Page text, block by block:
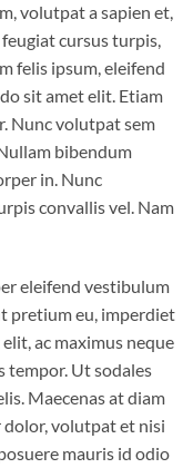
volutpat a sapien et,
cursus turpis,
felis ipsum, eleifend
sit amet elit. Etiam
Nunc volutpat sem
bibendum
in. Nunc
convallis vel. Nam
eleifend vestibulum
pretium eu, imperdiet
ac maximus neque
tempor. Ut sodales
Maecenas at diam
volutpat et nisi
mauris id odio